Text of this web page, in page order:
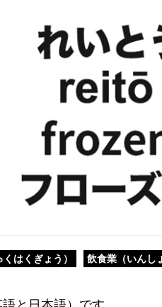
はくぎょう） 飲食業（いんし